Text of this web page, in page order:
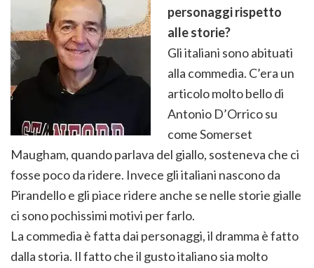
personaggi rispetto
alle storie?
Gli italiani sono abituati
alla commedia. C’era un
articolo molto bello di
Antonio D’Orrico su
come Somerset
Maugham, quando parlava del giallo, sosteneva che ci
fosse poco da ridere. Invece gli italiani nascono da
Pirandello e gli piace ridere anche se nelle storie gialle
ci sono pochissimi motivi per farlo.
La commedia è fatta dai personaggi, il dramma è fatto
dalla storia. Il fatto che il gusto italiano sia molto